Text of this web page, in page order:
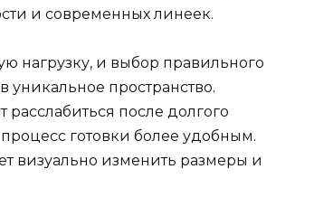
и современных линеек.
нагрузку, и выбор правильного
уникальное пространство.
после долгого
готовки более удобным.
визуально изменить размеры и